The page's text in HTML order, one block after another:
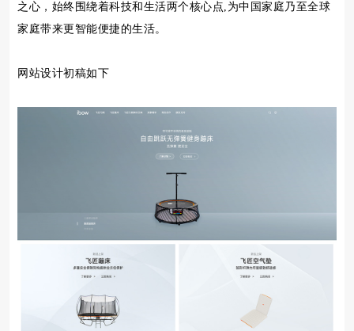
之心，始终围绕着科技和生活两个核心点,为中国家庭乃至全球
家庭带来更智能便捷的生活。
网站设计初稿如下